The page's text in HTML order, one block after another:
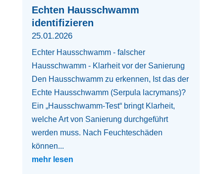
Echten Hausschwamm
identifizieren
25.01.2026
Echter Hausschwamm - falscher
Hausschwamm - Klarheit vor der Sanierung
Den Hausschwamm zu erkennen, Ist das der
Echte Hausschwamm (Serpula lacrymans)?
Ein „Hausschwamm-Test“ bringt Klarheit,
welche Art von Sanierung durchgeführt
werden muss. Nach Feuchteschäden
können...
mehr lesen